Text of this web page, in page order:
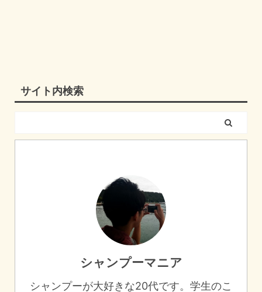
サイト内検索
シャンプーマニア
シャンプーが大好きな20代です。学生のこ